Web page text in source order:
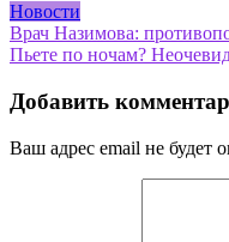
Новости
Навигация
по
записям
Врач Назимова:
Пьете по ночам?
Добавить
Ваш адрес email не будет